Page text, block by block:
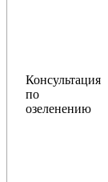
Консультация
по
озеленению